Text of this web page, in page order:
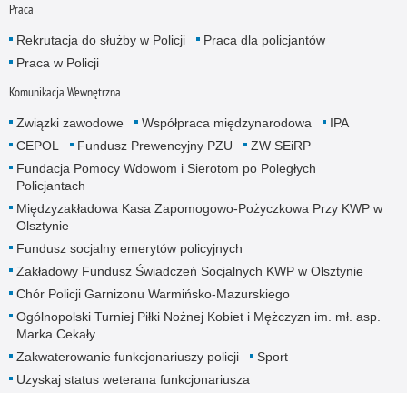
Praca
Rekrutacja do służby w Policji
Praca dla policjantów
Praca w Policji
Komunikacja Wewnętrzna
Związki zawodowe Współpraca międzynarodowa
IPA
CEPOL
Fundusz Prewencyjny PZU
ZW SEiRP
Fundacja Pomocy Wdowom i Sierotom po Poległych
Policjantach
Międzyzakładowa Kasa Zapomogowo-Pożyczkowa Przy KWP w
Olsztynie
Fundusz socjalny emerytów policyjnych
Zakładowy Fundusz Świadczeń Socjalnych KWP w Olsztynie
Chór Policji Garnizonu Warmińsko-Mazurskiego
Ogólnopolski Turniej Piłki Nożnej Kobiet i Mężczyzn im. mł. asp.
Marka Cekały
Zakwaterowanie funkcjonariuszy policji
Sport
Uzyskaj status weterana funkcjonariusza